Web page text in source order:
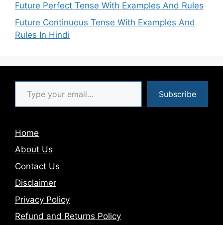
Future Perfect Tense With Examples And Rules
Future Continuous Tense With Examples And
Rules In Hindi
Type your email…
Subscribe
Home
About Us
Contact Us
Disclaimer
Privacy Policy
Refund and Returns Policy